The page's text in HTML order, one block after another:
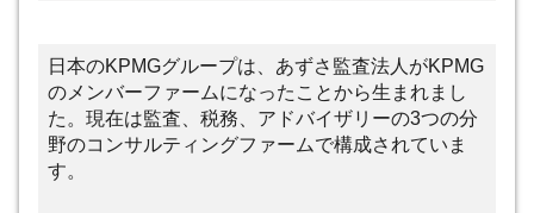
日本のKPMGグループは、あずさ監査法人がKPMG
のメンバーファームになったことから生まれまし
た。現在は監査、税務、アドバイザリーの3つの分
野のコンサルティングファームで構成されていま
す。